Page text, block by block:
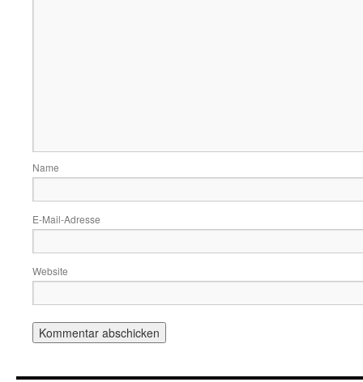
Name
E-Mail-Adresse
Website